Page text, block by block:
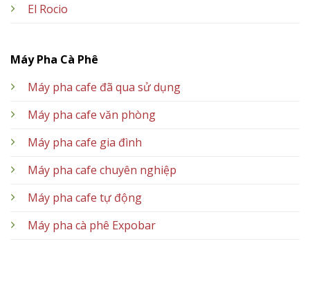
El Rocio
Máy Pha Cà Phê
Máy pha cafe đã qua sử dụng
Máy pha cafe văn phòng
Máy pha cafe gia đình
Máy pha cafe chuyên nghiệp
Máy pha cafe tự động
Máy pha cà phê Expobar